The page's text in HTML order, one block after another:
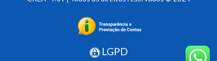
LGPD